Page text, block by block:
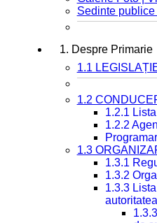
Sedinte
1. Despre Primarie
1.1
1.2
1.2.1
1.2.2
1.3
1.3.1
1.3.2
1.3.3